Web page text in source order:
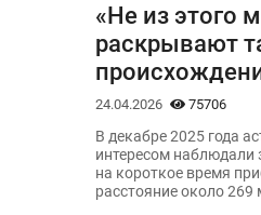
«Не из этого
раскрывают
24.04.2026 75706
В декабре 2025 года
интересом наблюдали
на короткое время
расстояние около